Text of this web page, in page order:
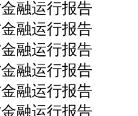
融运行报告
融运行报告
融运行报告
融运行报告
融运行报告
融运行报告